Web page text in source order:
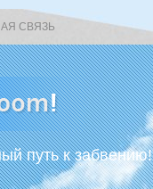
СВЯЗЬ
путь к